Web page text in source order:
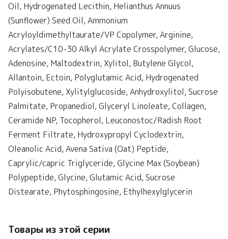
Oil, Hydrogenated Lecithin, Helianthus Annuus
(Sunflower) Seed Oil, Ammonium
Acryloyldimethyltaurate/VP Copolymer, Arginine,
Acrylates/C10-30 Alkyl Acrylate Crosspolymer, Glucose,
Adenosine, Maltodextrin, Xylitol, Butylene Glycol,
Allantoin, Ectoin, Polyglutamic Acid, Hydrogenated
Polyisobutene, Xylitylglucoside, Anhydroxylitol, Sucrose
Palmitate, Propanediol, Glyceryl Linoleate, Collagen,
Ceramide NP, Tocopherol, Leuconostoc/Radish Root
Ferment Filtrate, Hydroxypropyl Cyclodextrin,
Oleanolic Acid, Avena Sativa (Oat) Peptide,
Caprylic/capric Triglyceride, Glycine Max (Soybean)
Polypeptide, Glycine, Glutamic Acid, Sucrose
Distearate, Phytosphingosine, Ethylhexylglycerin
Товары из этой серии